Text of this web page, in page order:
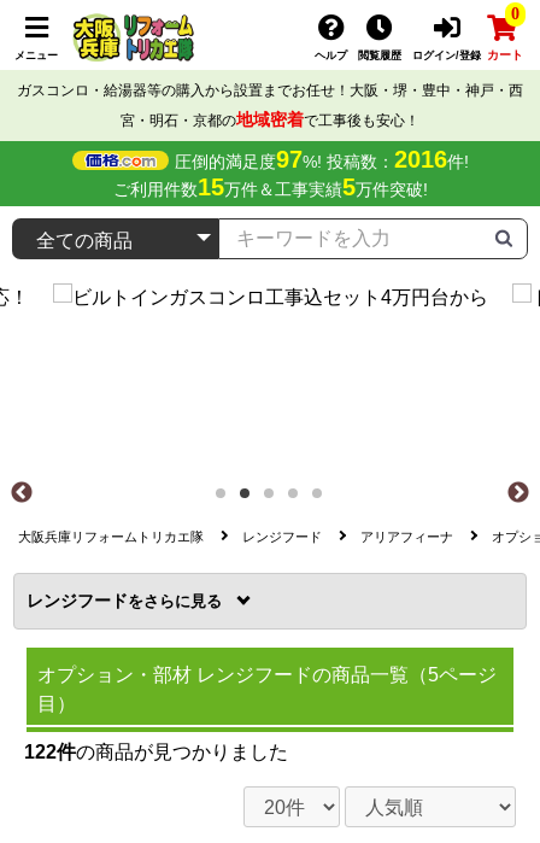
メニュー ヘルプ 閲覧履歴 ログイン/登録
0
カート
ガスコンロ・給湯器等の購入から設置までお任せ！大阪・堺・豊中・神戸・西
宮・明石・京都の地域密着で工事後も安心！
圧倒的満足度97%! 投稿数： 2016件!
ご利用件数15万件＆工事実績5万件突破!
大阪兵庫リフォームトリカエ隊 レンジフード アリアフィーナ オプシ
レンジフードを
オプション・部材 レンジフードの商品一覧（5ページ
目）
122件の商品が見つかりました